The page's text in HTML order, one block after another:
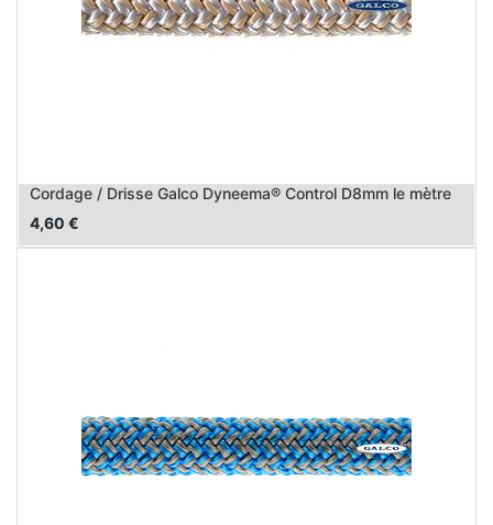
Cordage / Drisse Galco Dyneema® Control D8mm le mètre
4,60 €